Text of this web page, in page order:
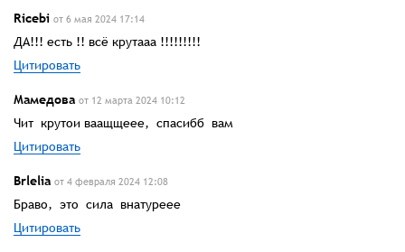
Ricebi от 6 мая 2024 17:14
ДА!!! есть !! всё крутааа !!!!!!!!!
Цитировать
Мамедова от 12 марта 2024 10:12
Чит крутои ваащщеее, спасибб вам
Цитировать
Brlelia от 4 февраля 2024 12:08
Браво, это сила внатуреее
Цитировать